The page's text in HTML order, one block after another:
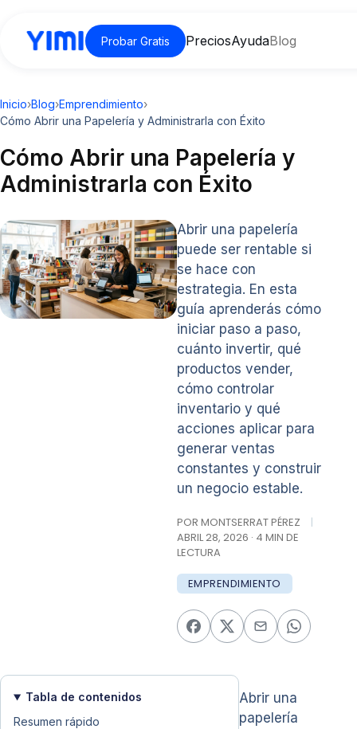
Probar Gratis PreciosAyudaBlog
Inicio›Blog›Emprendimiento›
Cómo Abrir una Papelería y Administrarla con Éxito
Cómo Abrir una Papelería y
Administrarla con Éxito
Abrir una papelería
puede ser rentable si
se hace con
estrategia. En esta
guía aprenderás cómo
iniciar paso a paso,
cuánto invertir, qué
productos vender,
cómo controlar
inventario y qué
acciones aplicar para
generar ventas
constantes y construir
un negocio estable.
POR MONTSERRAT PÉREZ
|
ABRIL 28, 2026 · 4 MIN DE
LECTURA
EMPRENDIMIENTO
Tabla de contenidos
Resumen rápido
Abrir una
papelería